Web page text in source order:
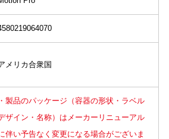
メリカ合衆国
・製品のパッケージ（容器の形状・ラベル
ザイン・名称）はメーカーリニューアル
伴い予告なく変更になる場合がございま